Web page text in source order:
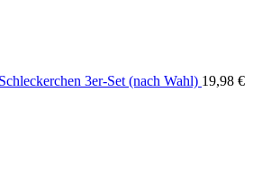
Schleckerchen 3er-Set (nach Wahl) 19,98 €